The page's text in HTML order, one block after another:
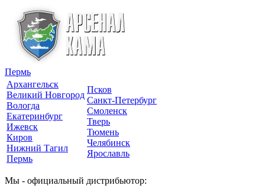
Пермь
Архангельск
Великий Новгород
Вологда
Екатеринбург
Ижевск
Киров
Нижний Тагил
Пермь
Псков
Санкт-Петербург
Смоленск
Тверь
Тюмень
Челябинск
Ярославль
Мы - официальный дистрибьютор: